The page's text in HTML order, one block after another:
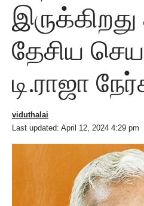
இருக்கிறது
தேசிய
டி.ராஜா
Last updated: April 12, 2024 4:29 pm
viduthalai